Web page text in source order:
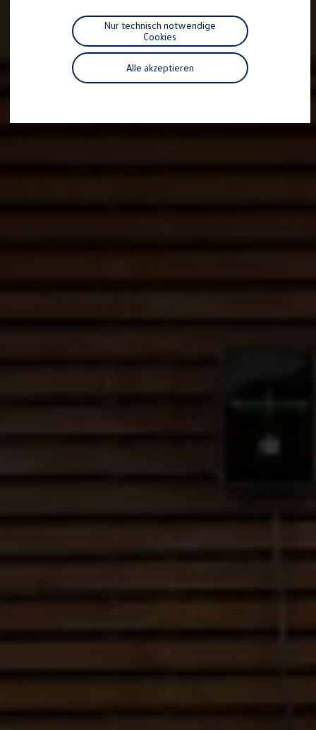
Individualisieren
Wallbox und Ladekabel
Digitale Extras
Dienste für Ihr Modell finden
Volkswagen Apps, Login und Shop
Handy und Fahrzeug verbinden
Vorgängermodelle
Alle akzeptieren
Nur technisch notwendige
Cookies